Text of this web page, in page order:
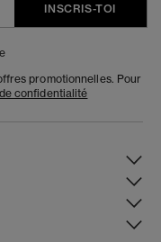
INSCRIS-TOI
promotionnelles. Pour
confidentialité